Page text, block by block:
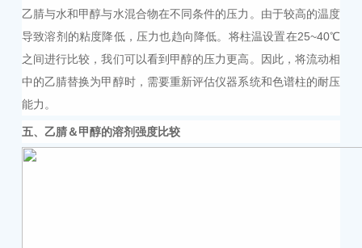
乙腈与水和甲醇与水混合物在不同条件的压力。由于较高的温度
导致溶剂的粘度降低，压力也趋向降低。将柱温设置在25~40℃
之间进行比较，我们可以看到甲醇的压力更高。因此，将流动相
中的乙腈替换为甲醇时，需要重新评估仪器系统和色谱柱的耐压
能力。
五、乙腈＆甲醇的溶剂强度比较